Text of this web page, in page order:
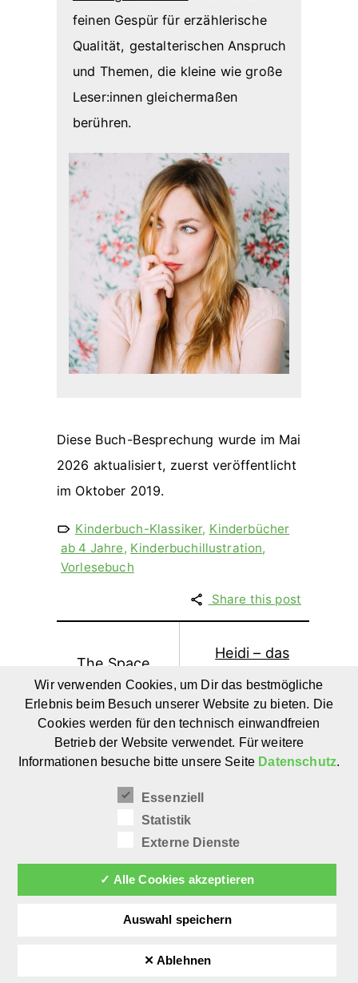
feinen Gespür für erzählerische
Qualität, gestalterischen Anspruch
und Themen, die kleine wie große
Leser:innen gleichermaßen
berühren.
Diese Buch-Besprechung wurde im Mai
2026 aktualisiert, zuerst veröffentlicht
im Oktober 2019.
Kinderbuch-Klassiker, Kinderbücher
ab 4 Jahre, Kinderbuchillustration,
Vorlesebuch
Share this post
The Space
–
Spielmatten
für Kinder
von Steven
Wenzler
Heidi – das
Hochwertige
Neuauflage
des
Klassikers
Wir verwenden Cookies, um Dir das bestmögliche
Erlebnis beim Besuch unserer Website zu bieten. Die
Cookies werden für den technisch einwandfreien
Betrieb der Website verwendet. Für weitere
Informationen besuche bitte unsere Seite Datenschutz.
Essenziell
Statistik
Externe Dienste
✓ Alle Cookies akzeptieren
Auswahl speichern
✕ Ablehnen